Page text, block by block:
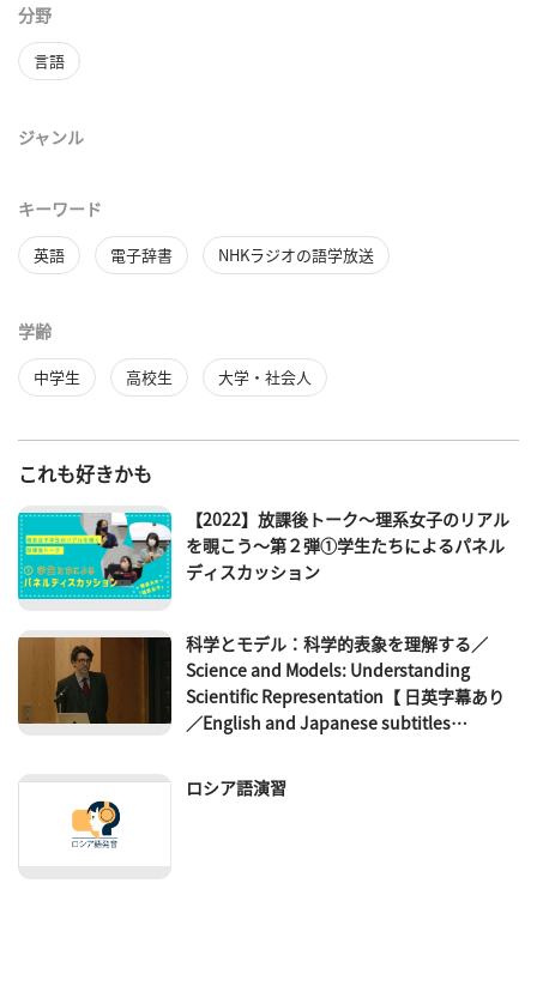
分野
言語
ジャンル
キーワード
英語 電子辞書 NHKラジオの語学放送
学齢
中学生 高校生 大学・社会人
これも好きかも
【2022】放課後トーク～理系女子のリアル
を覗こう～第２弾①学生たちによるパネル
ディスカッション
科学とモデル：科学的表象を理解する／
Science and Models: Understanding
Scientific Representation【 日英字幕あり
／English and Japanese subtitles
ロシア語演習